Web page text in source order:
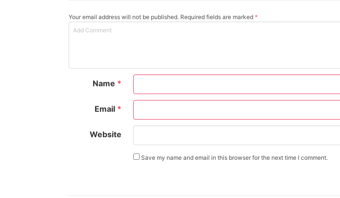
Your email address will not be published. Required fields are marked *
Name *
Email *
Website
Save my name and email in this browser for the next time I comment.